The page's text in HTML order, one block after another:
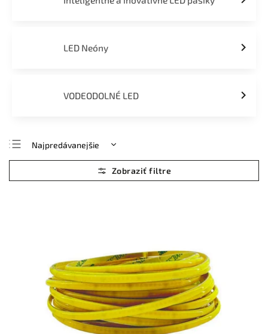
LED Neóny
VODEODOLNÉ LED
Najpredávanejšie
Najlacnejšie
Najdrahšie